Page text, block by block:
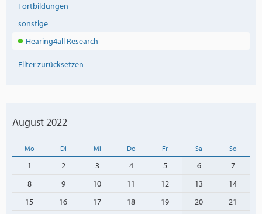
Fortbildungen
sonstige
Hearing4all Research
Filter zurücksetzen
August 2022
Mo Di Mi Do Fr Sa So
1 2 3 4 5 6
7
8
9 10 11 12 13
14
15
16 17 18 19 20
21